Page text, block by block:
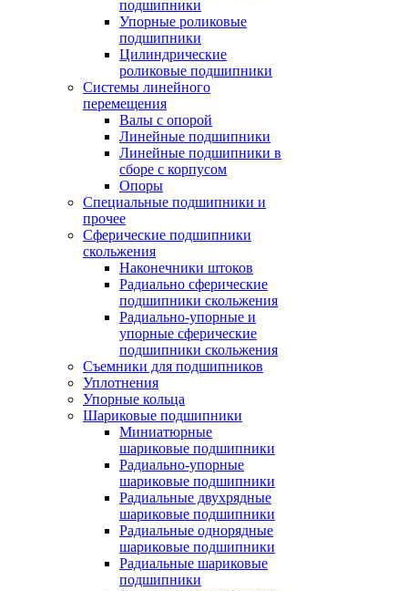
подшипники
Упорные роликовые
подшипники
Цилиндрические
роликовые подшипники
Системы линейного
перемещения
Валы с опорой
Линейные подшипники
Линейные подшипники в
сборе с корпусом
Опоры
Специальные подшипники и
прочее
Сферические подшипники
скольжения
Наконечники штоков
Радиально сферические
подшипники скольжения
Радиально-упорные и
упорные сферические
подшипники скольжения
Съемники для подшипников
Уплотнения
Упорные кольца
Шариковые подшипники
Миниатюрные
шариковые подшипники
Радиально-упорные
шариковые подшипники
Радиальные двухрядные
шариковые подшипники
Радиальные однорядные
шариковые подшипники
Радиальные шариковые
подшипники